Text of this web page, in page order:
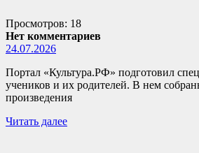
Просмотров: 18
Нет комментариев
24.07.2026
Портал «Культура.РФ» подготовил
учеников и их родителей. В нем
произведения
Читать далее